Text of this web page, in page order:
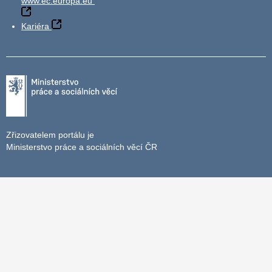
Kariéra
Zřizovatelem portálu je
Ministerstvo práce a sociálních věcí ČR